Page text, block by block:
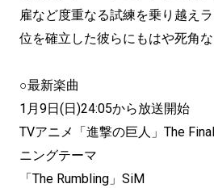
雇など度重なる試練を乗り越え
位を確立した彼らにもはや死角な
○最新楽曲
1月9日(日)24:05から放送開始
TVアニメ「進撃の巨人」The
ニングテーマ
「The Rumbling」SiM